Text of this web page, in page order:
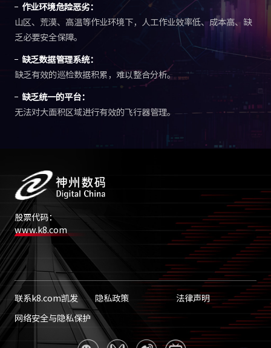
作业环境危险恶劣：
山区、荒漠、高温等作业环境下，人工作业效率低、成本高、缺
乏必要安全保障。
缺乏数据管理系统：
缺乏有效的巡检数据积累，难以整合分析。
缺乏统一的平台：
无法对大面积区域进行有效的飞行器管理。
股票代码：
www.k8.com
联系k8.com凯发 隐私政策 法律声明
网络安全与隐私保护